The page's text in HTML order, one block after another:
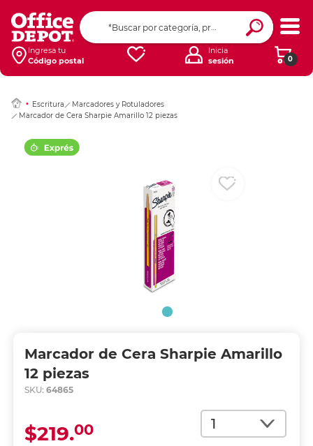
Ingresa tu
Código postal
0
Inicia
sesión
Escritura
Marcadores y Rotuladores
Marcador de Cera Sharpie Amarillo 12 piezas
Marcador de Cera Sharpie Amarillo
12 piezas
SKU: 64865
Cantidad
$219.00
Ingresar Codigo